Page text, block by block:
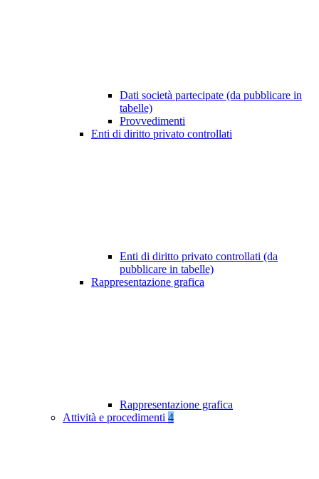
Dati società partecipate (da pubblicare in
tabelle)
Provvedimenti
Enti di diritto privato controllati
Enti di diritto privato controllati (da
pubblicare in tabelle)
Rappresentazione grafica
Rappresentazione grafica
Attività e procedimenti 4